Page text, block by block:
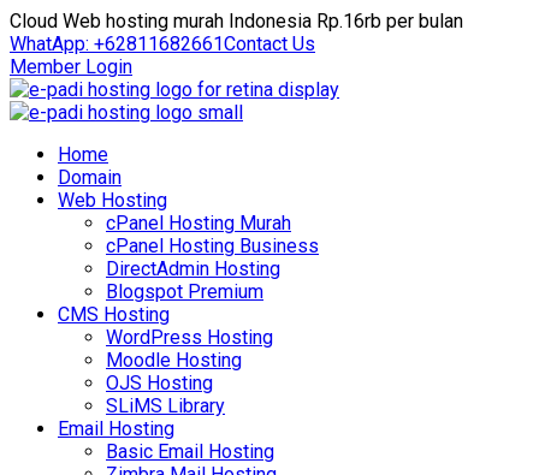
Cloud Web hosting murah Indonesia Rp.16rb per bulan
WhatApp: +62811682661Contact Us
Member Login
Home
Domain
Web Hosting
cPanel Hosting Murah
cPanel Hosting Business
DirectAdmin Hosting
Blogspot Premium
CMS Hosting
WordPress Hosting
Moodle Hosting
OJS Hosting
SLiMS Library
Email Hosting
Basic Email Hosting